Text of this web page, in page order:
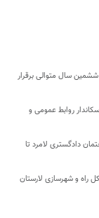
سال متوالی برقرار
روابط عمومی و
دادگستری لامرد تا
راه و شهرسازی لارستان